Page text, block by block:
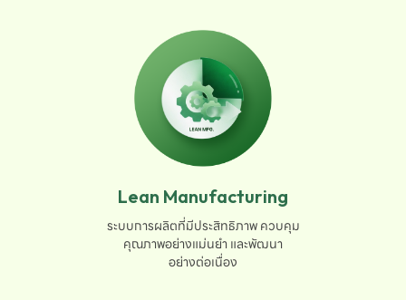
Lean Manufacturing
ระบบการผลิตที่มีประสิทธิภาพ ควบคุม
คุณภาพอย่างแม่นยำ และพัฒนา
อย่างต่อเนื่อง